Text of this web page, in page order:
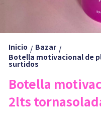
Inicio / Bazar /
Botella motivacional de
surtidos
Botella
2lts